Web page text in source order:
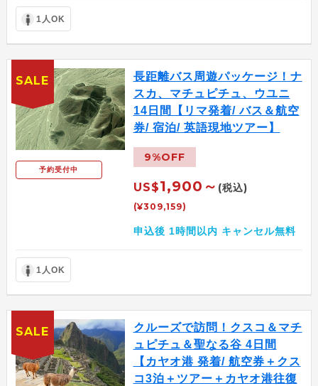
1人OK
予約受付中
長距離バス周遊パッケージ！ナ
スカ、マチュピチュ、ウユニ
14日間【リマ発着/ バス＆航空
券/ 宿泊/ 英語現地ツアー】
9%OFF
US$1,900～ (税込)
(¥309,159)
申込後 1時間以内 キャンセル無料
1人OK
SALE
クルーズで訪問！クスコ＆マチ
ュピチュ＆聖なる谷 4日間
【カヤオ港 発着/ 航空券＋クス
コ3泊＋ツアー＋カヤオ港往復
SALE